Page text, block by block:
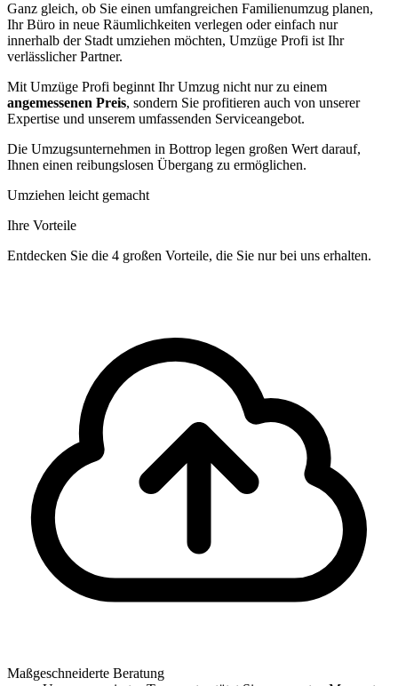
Ganz gleich, ob Sie einen umfangreichen Familienumzug planen,
Ihr Büro in neue Räumlichkeiten verlegen oder einfach nur
innerhalb der Stadt umziehen möchten, Umzüge Profi ist Ihr
verlässlicher Partner.
Mit Umzüge Profi beginnt Ihr Umzug nicht nur zu einem
angemessenen Preis, sondern Sie profitieren auch von unserer
Expertise und unserem umfassenden Serviceangebot.
Die Umzugsunternehmen in Bottrop legen großen Wert darauf,
Ihnen einen reibungslosen Übergang zu ermöglichen.
Umziehen leicht gemacht
Ihre Vorteile
Entdecken Sie die 4 großen Vorteile, die Sie nur bei uns erhalten.
Maßgeschneiderte Beratung